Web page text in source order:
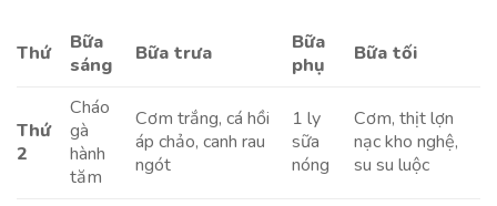
Thứ
Bữa
sáng
Bữa trưa
Bữa
phụ
Bữa tối
Thứ
2
Cháo
gà
hành
tăm
Cơm trắng, cá hồi
áp chảo, canh rau
ngót
1 ly
sữa
nóng
Cơm, thịt lợn
nạc kho nghệ,
su su luộc